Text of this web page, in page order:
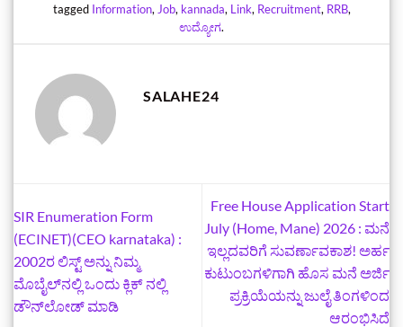
tagged Information, Job, kannada, Link, Recruitment, RRB,
ಉದ್ಯೋಗ.
SALAHE24
SIR Enumeration Form
(ECINET)(CEO karnataka) :
2002ರ ಲಿಸ್ಟ್‌ ಅನ್ನು ನಿಮ್ಮ
ಮೊಬೈಲ್‌ನಲ್ಲಿ ಒಂದು ಕ್ಲಿಕ್‌ ನಲ್ಲಿ
ಡೌನ್‌ಲೋಡ್ ಮಾಡಿ
Free House Application Start
July (Home, Mane) 2026 : ಮನೆ
ಇಲ್ಲದವರಿಗೆ ಸುವರ್ಣಾವಕಾಶ! ಅರ್ಹ
ಕುಟುಂಬಗಳಿಗಾಗಿ ಹೊಸ ಮನೆ ಅರ್ಜಿ
ಪ್ರಕ್ರಿಯೆಯನ್ನು ಜುಲೈ ತಿಂಗಳಿಂದ
ಆರಂಭಿಸಿದೆ